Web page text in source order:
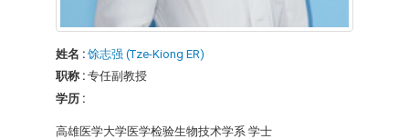
姓名 : 馀志强 (Tze-Kiong ER)
职称 : 专任副教授
学历 :
高雄医学大学医学检验生物技术学系 学士